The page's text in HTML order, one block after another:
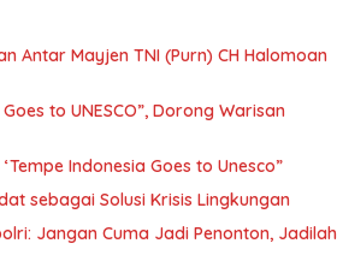
Antar Mayjen TNI (Purn) CH Halomoan
to UNESCO”, Dorong Warisan
Indonesia Goes to Unesco”
sebagai Solusi Krisis Lingkungan
Jangan Cuma Jadi Penonton, Jadilah